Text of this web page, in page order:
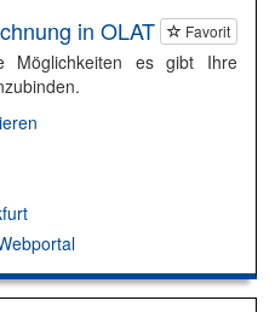
Favorit
in OLAT
Möglichkeiten es gibt Ihre